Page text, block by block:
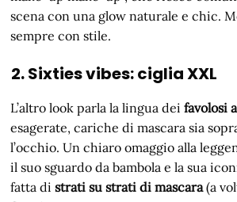
scena con una glow naturale e chic.
sempre con stile.
2. Sixties vibes: ciglia XXL
L’altro look parla la lingua deifavolosi
esagerate, cariche di mascara sia
l’occhio. Un chiaro omaggio alla
il suo sguardo da bambola e la sua
fatta distrati su strati di mascara(a